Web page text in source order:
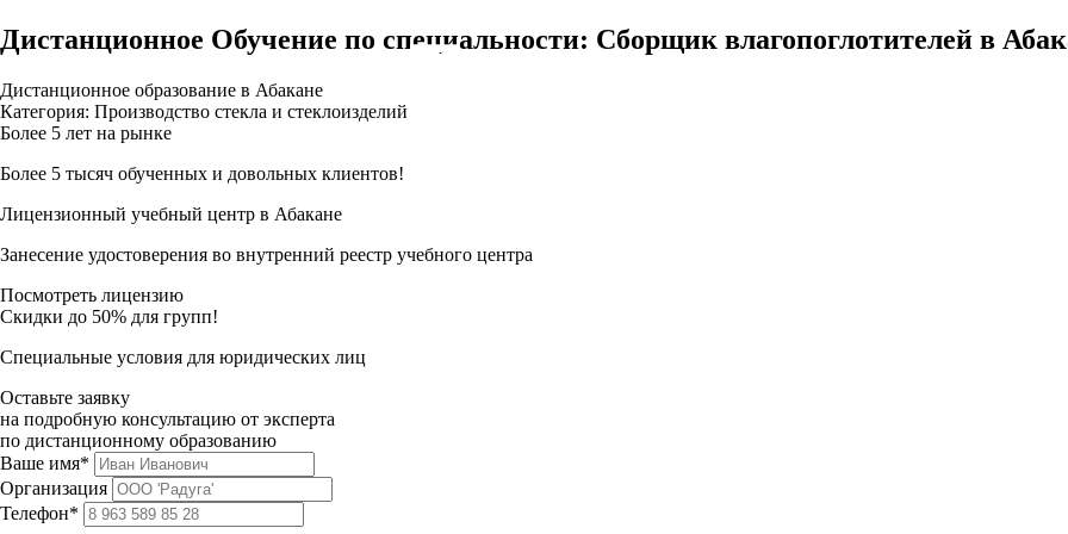
Дистанционное Обучение по специальности: Сборщик влагопоглотителей в
Дистанционное образование в Абакане
Категория: Производство стекла и стеклоизделий
Более 5 лет на рынке
Более 5 тысяч обученных и довольных клиентов!
Лицензионный учебный центр в Абакане
Занесение удостоверения во внутренний реестр учебного центра
Посмотреть лицензию
Скидки до 50% для групп!
Специальные условия для юридических лиц
Оставьте заявку
на подробную консультацию от эксперта
по дистанционному образованию
Ваше имя*
Организация
Телефон*